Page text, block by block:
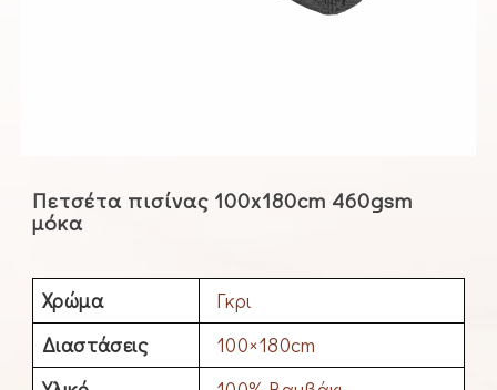
Πετσέτα πισίνας 100x180cm 460gsm
μόκα
Χρώμα
Γκρι
Διαστάσεις
100×180cm